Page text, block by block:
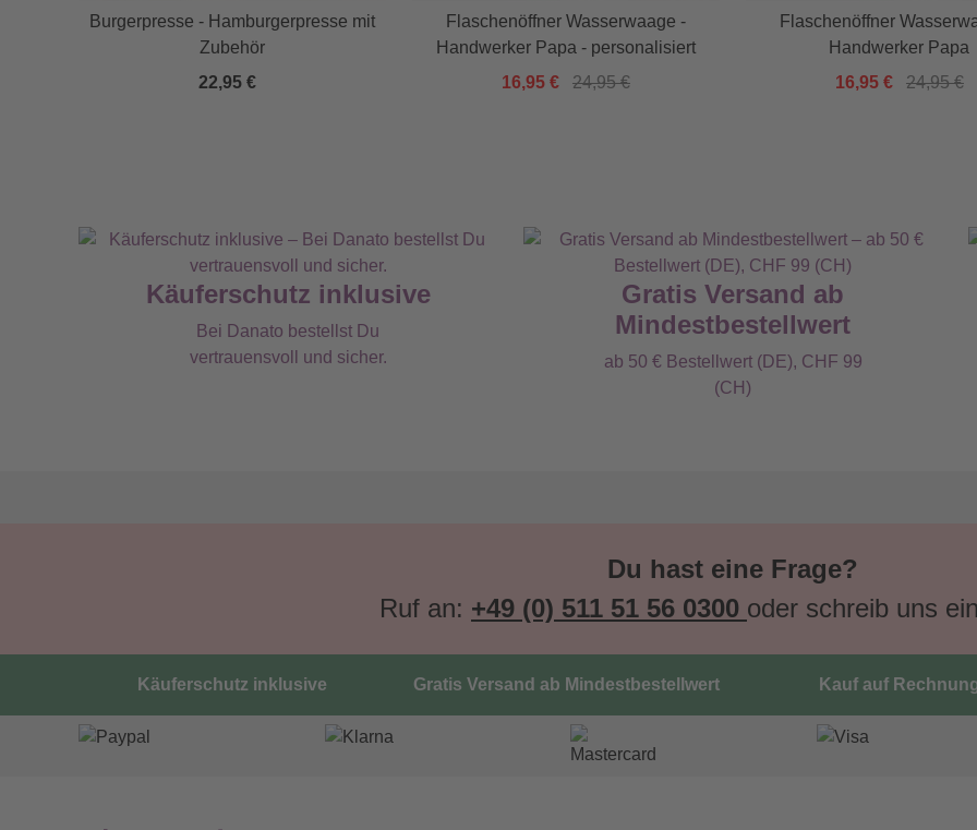
Burgerpresse - Hamburgerpresse mit
Zubehör
22,95 €
Flaschenöffner Wasserwaage -
Handwerker Papa - personalisiert
16,95 €
24,95 €
Flaschenöffner
Handwerker Papa
16,95 €
24,95 €
Käuferschutz inklusive
Bei Danato bestellst Du
vertrauensvoll und sicher.
Gratis Versand ab
Mindestbestellwert
ab 50 € Bestellwert (DE), CHF 99
(CH)
Du hast eine Frage?
Ruf an: +49 (0) 511 51 56 0300 oder schreib uns
Käuferschutz inklusive Gratis Versand ab Mindestbestellwert Kauf auf